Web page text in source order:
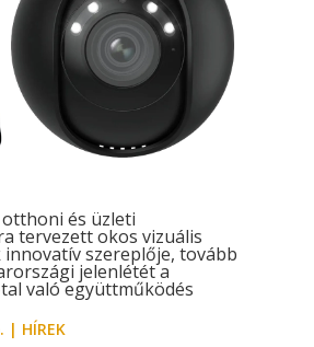
otthoni és üzleti
tervezett okos vizuális
szereplője, tovább
jelenlétét a
való együttműködés
| HÍREK